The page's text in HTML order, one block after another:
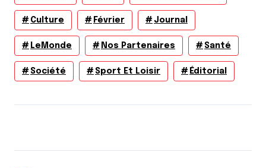
Culture Février Journal
LeMonde Nos Partenaires Santé
Société Sport Et Loisir Éditorial